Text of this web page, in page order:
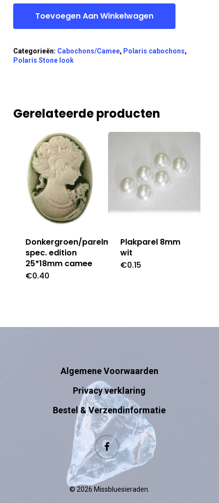
Toevoegen Aan Winkelwagen
Categorieën: Cabochons/Camee, Polaris cabochons,
Polaris Stone look
Gerelateerde producten
Donkergroen/parelmoer
spec. edition
25*18mm camee
€0.40
Plakparel 8mm
wit
€0.15
Algemene Voorwaarden
Privacy verklaring
Bestel & Verzendinformatie
facebook
© 2026 Missbluesieraden.